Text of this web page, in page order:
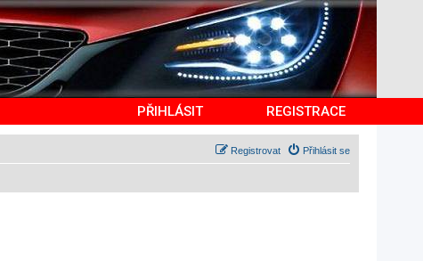
PŘIHLÁSIT REGISTRACE
Přihlásit se
Registrovat